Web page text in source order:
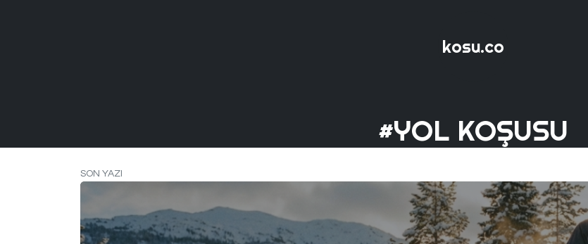
kosu.co
#YOL KOŞUSU
SON YAZI